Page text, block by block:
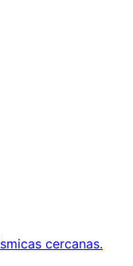
cercanas.